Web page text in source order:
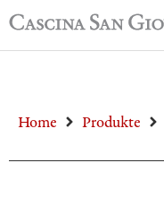
Home Produkte